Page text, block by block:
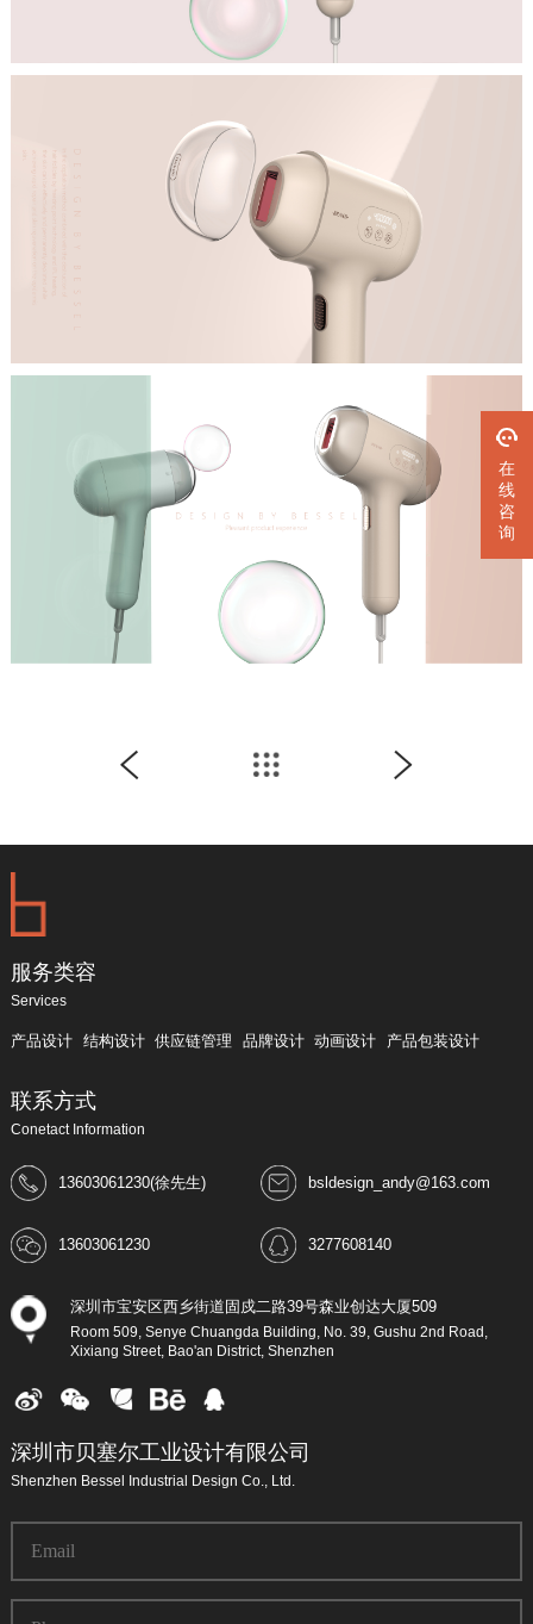
在
线
咨
询
服务类容
Services
产品设计 结构设计 供应链管理 品牌设计 动画设计 产品包装设计
联系方式
Conetact Information
13603061230(徐先生) bsldesign_andy@163.com
13603061230 3277608140
深圳市宝安区西乡街道固戍二路39号森业创达大厦509
Room 509, Senye Chuangda Building, No. 39, Gushu 2nd Road,
Xixiang Street, Bao'an District, Shenzhen
深圳市贝塞尔工业设计有限公司
Shenzhen Bessel Industrial Design Co., Ltd.